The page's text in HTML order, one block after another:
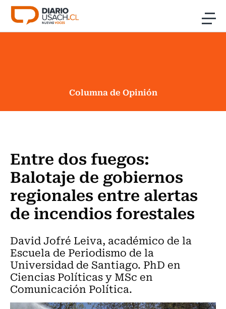
Click acá para ir directamente al contenido
Columna de Opinión
Entre dos fuegos:
Balotaje de gobiernos
regionales entre alertas
de incendios forestales
David Jofré Leiva, académico de la
Escuela de Periodismo de la
Universidad de Santiago. PhD en
Ciencias Políticas y MSc en
Comunicación Política.